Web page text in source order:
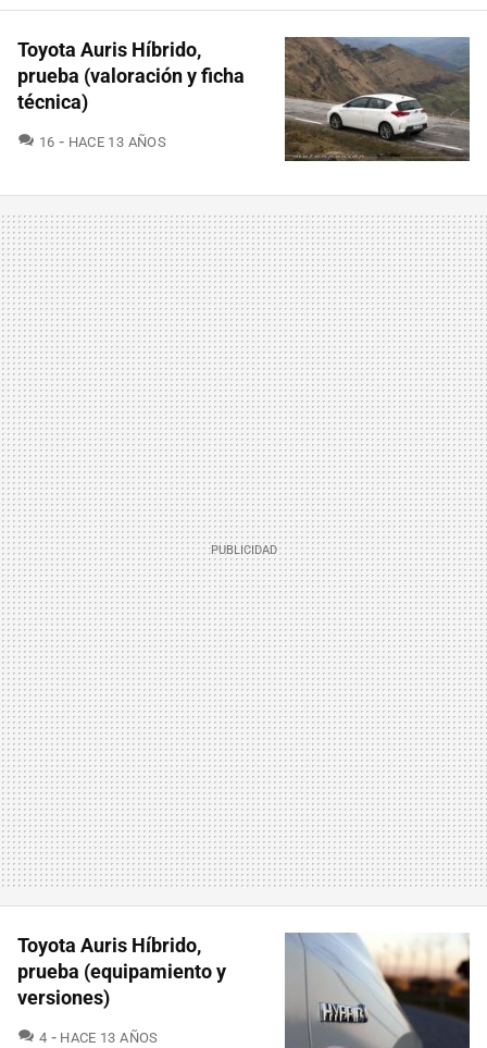
Toyota Auris Híbrido,
prueba (valoración y ficha
técnica)
16 COMENTARIOS
HACE 13 AÑOS
Toyota Auris Híbrido,
prueba (equipamiento y
versiones)
4 COMENTARIOS
HACE 13 AÑOS